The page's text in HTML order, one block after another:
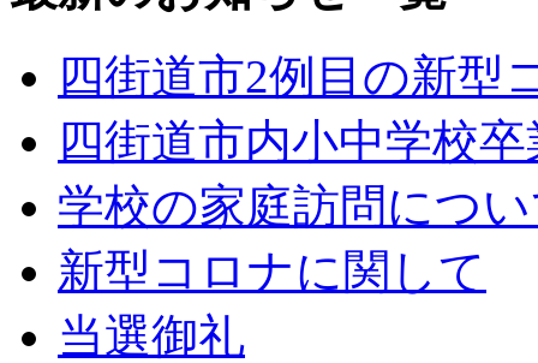
四街道市2例目の新型
四街道市内小中学校
学校の家庭訪問につ
新型コロナに関して
当選御礼